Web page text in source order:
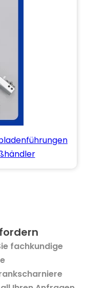
fachkundige